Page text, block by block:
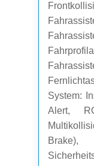
System:
Alert,
Brake),